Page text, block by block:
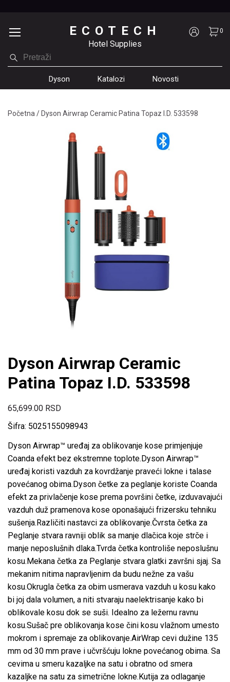
Dyson Katalozi Novosti
ECOTECH
Hotel Supplies
0
Početna /Dyson Airwrap Ceramic Patina Topaz I.D. 533598
Dyson Airwrap Ceramic
Patina Topaz I.D. 533598
65,699.00 RSD
Šifra: 5025155098943
Dyson Airwrap™ uređaj za oblikovanje kose primjenjuje
Coanda efekt bez ekstremne toplote.Dyson Airwrap™
uređaj koristi vazduh za kovrdžanje praveći lokne i talase
povećanog obima.Dyson četke za peglanje koriste Coanda
efekt za privlačenje kose prema površini četke, izduvavajući
vazduh duž pramenova kose oponašajući frizersku tehniku
sušenja.Različiti nastavci za oblikovanje.Čvrsta četka za
Peglanje stvara ravniji oblik sa manje dlačica koje strče i
manje neposlušnih dlaka.Tvrda četka kontroliše neposlušnu
kosu.Mekana četka za Peglanje stvara glatki završni sjaj. Sa
mekanim nitima napravljenim da budu nežne za vašu
kosu.Okrugla četka za obim usmerava vazduh u kosu kako
bi joj dala volumen, a niti stvaraju naelektrisanje kako bi
oblikovale kosu dok se suši. Idealno za ležernu ravnu
kosu.Sušač pre oblikovanja kose čini kosu vlažnom umesto
mokrom i spremaje za oblikovanje.AirWrap cevi dužine 135
mm od 30 mm prave i učvršćuju lokne povećanog obima. Sa
cevima u smeru kazaljke na satu i obratno od smera
kazaljke na satu za simetrične lokne.Kutija za odlaganje